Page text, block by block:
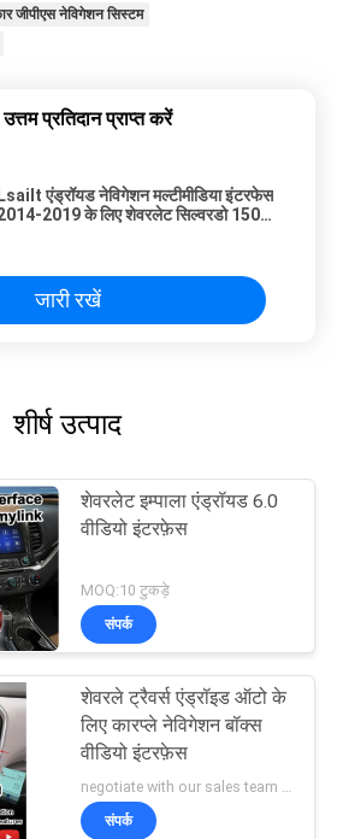
जीपीएस नेविगेशन सिस्टम
प्रतिदान प्राप्त करें
Lsailt एंड्रॉयड नेविगेशन मल्टीमीडिया इंटरफेस
2019 के लिए शेवरलेट सिल्वरडो 1500
जारी रखें
शीर्ष उत्पाद
शेवरलेट इम्पाला एंड्रॉयड 6.0
वीडियो इंटरफ़ेस
MOQ:10 टुकड़े
संपर्क
शेवरले ट्रैवर्स एंड्रॉइड ऑटो के
लिए कारप्ले नेविगेशन बॉक्स
वीडियो इंटरफ़ेस
संपर्क